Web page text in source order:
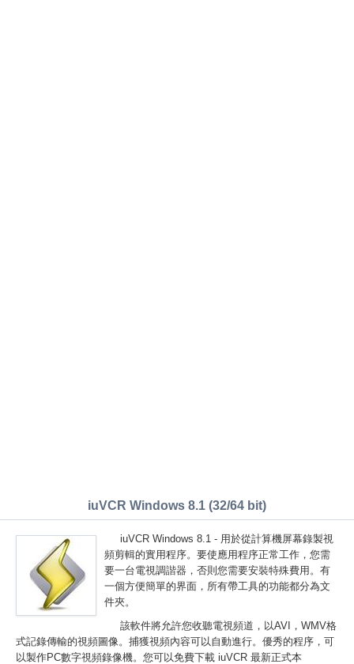
iuVCR Windows 8.1 (32/64 bit)
iuVCR Windows 8.1 - 用於從計算機屏幕錄製視
頻剪輯的實用程序。要使應用程序正常工作，您需
要一台電視調諧器，否則您需要安裝特殊費用。有
一個方便簡單的界面，所有帶工具的功能都分為文
件夾。
該軟件將允許您收聽電視頻道，以AVI，WMV格
式記錄傳輸的視頻圖像。捕獲視頻內容可以自動進行。優秀的程序，可
以製作PC數字視頻錄像機。您可以免費下載 iuVCR 最新正式本